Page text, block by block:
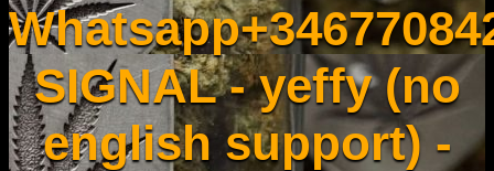
SIGNAL - yeffy (no
english support) -